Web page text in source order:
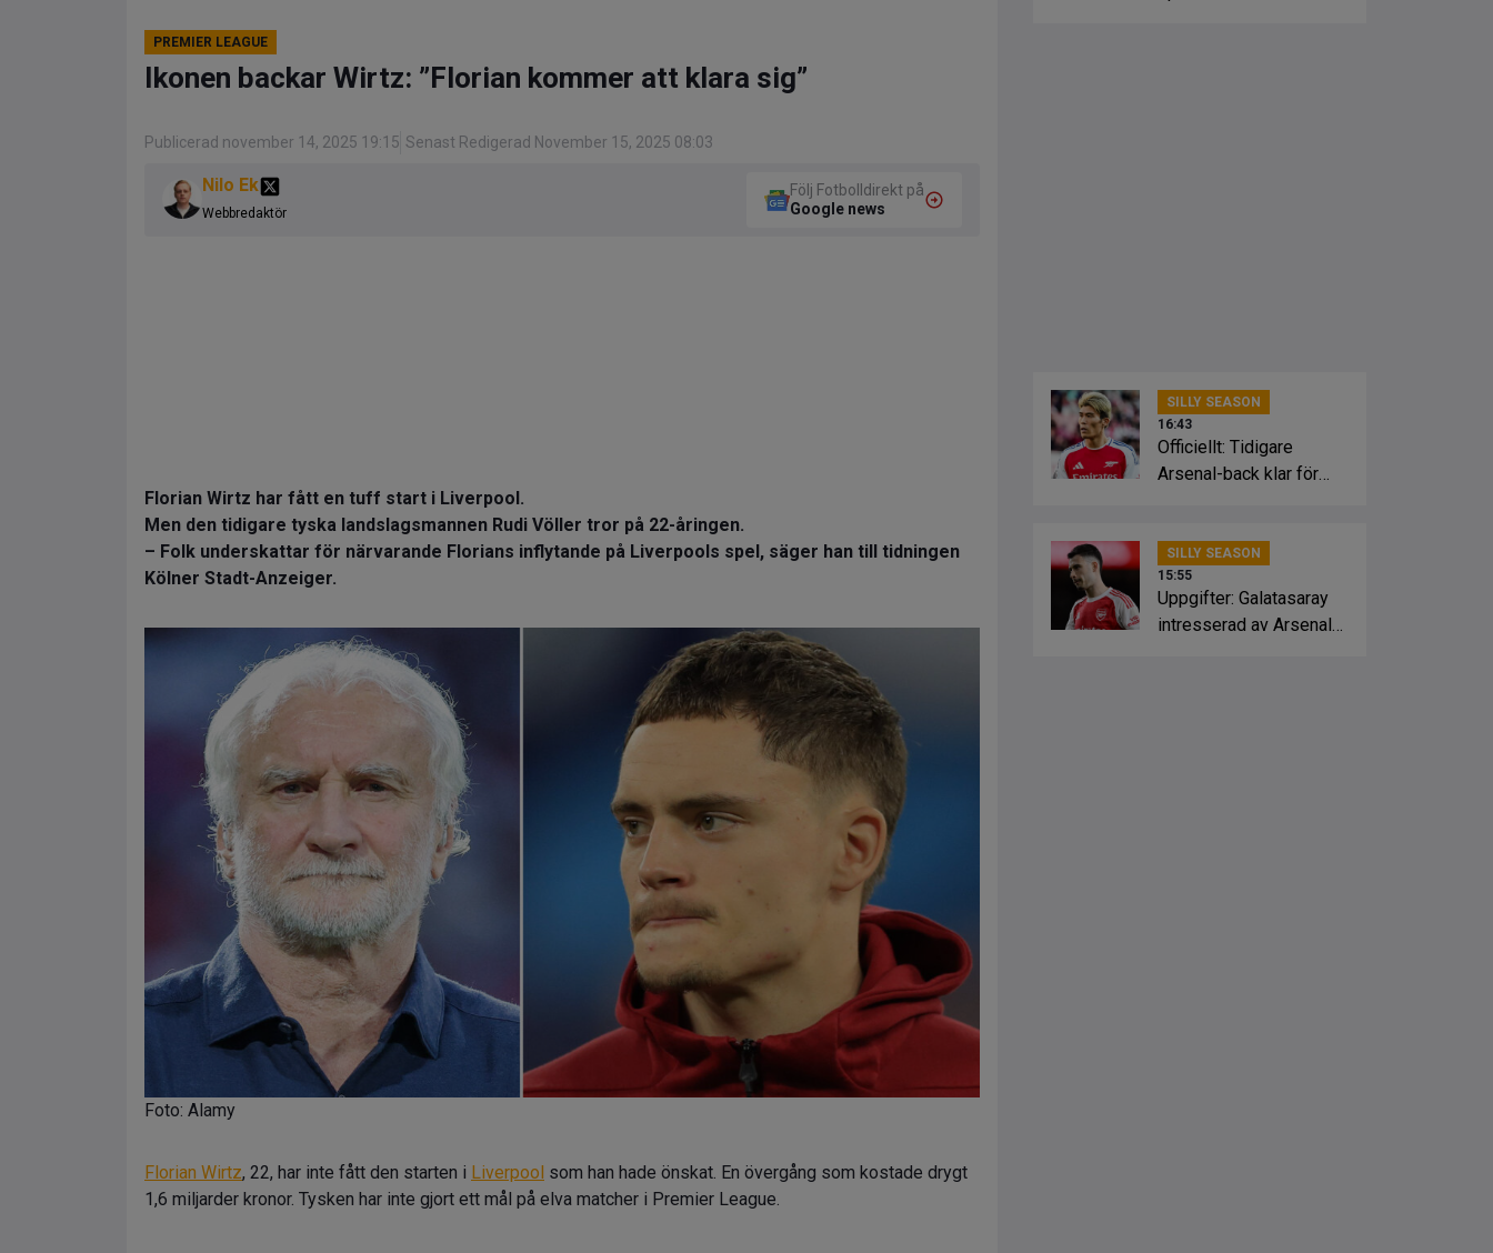
PREMIER LEAGUE
Ikonen backar Wirtz: ”Florian kommer att klara sig”
Publicerad november 14, 2025 19:15 Senast Redigerad November 15, 2025 08:03
Nilo Ek
Webbredaktör
Följ Fotbolldirekt på
Google news
Florian Wirtz har fått en tuff start i Liverpool.
Men den tidigare tyska landslagsmannen Rudi Völler tror på 22-åringen.
– Folk underskattar för närvarande Florians inflytande på Liverpools spel, säger han till tidningen
Kölner Stadt-Anzeiger.
Foto: Alamy
Florian Wirtz, 22, har inte fått den starten i Liverpool som han hade önskat. En övergång som kostade drygt
1,6 miljarder kronor. Tysken har inte gjort ett mål på elva matcher i Premier League.
SILLY SEASON
16:43
Officiellt: Tidigare
Arsenal-back klar för
SILLY SEASON
15:55
Uppgifter: Galatasaray
intresserad av Arsenal-